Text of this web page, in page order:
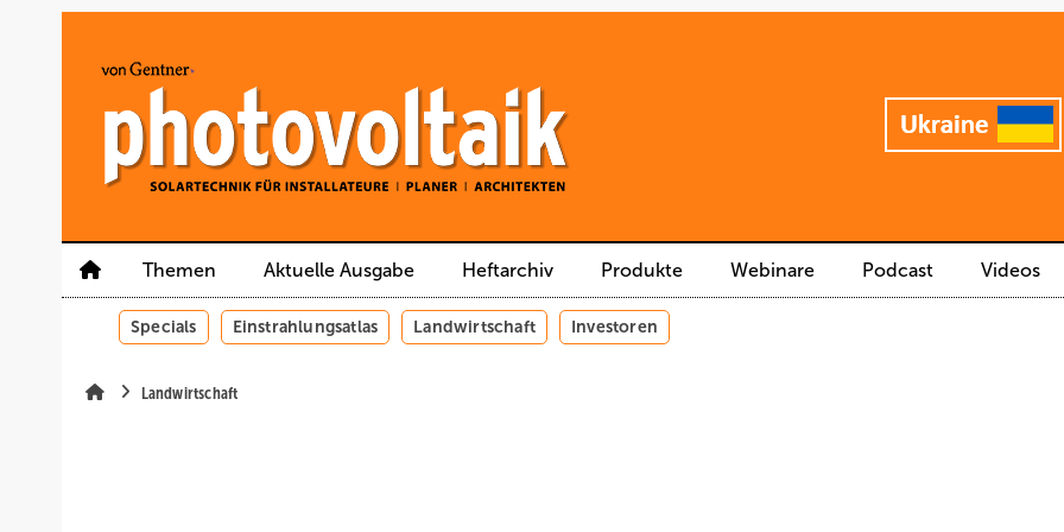
Themen Aktuelle Ausgabe Heftarchiv Produkte Webinare Podcast Videos
Specials Einstrahlungsatlas Landwirtschaft Investoren
Landwirtschaft